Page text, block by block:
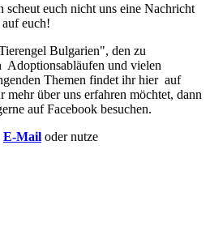
scheut euch nicht uns eine Nachricht
euch!
Bulgarien", den zu
Adoptionsabläufen und vielen
Themen findet ihr hier auf
mehr über uns erfahren möchtet, dann
auf Facebook besuchen.
E-Mail oder nutze